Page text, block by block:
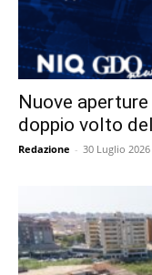
Nuove
doppio volto
Redazione - 30 Luglio 2026